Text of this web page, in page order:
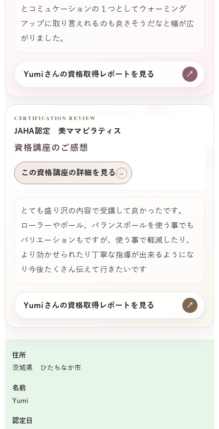
とコミュケーションの１つとしてウォーミング
アップに取り言えれるのも良さそうだなと幅が広
がりました。
Yumiさんの資格取得レポートを見る ↗
CERTIFICATION REVIEW
JAHA認定 美ママピラティス
資格講座のご感想
この資格講座の詳細を見る →
とても盛り沢の内容で受講して良かったです。
ローラーやボール、バランスボールを使う事でも
バリエーションもですが、使う事で軽減したり、
より効かせられたり丁寧な指導が出来るようにな
り今後たくさん伝えて行きたいです
Yumiさんの資格取得レポートを見る ↗
住所
茨城県 ひたちなか市
名前
Yumi
認定日